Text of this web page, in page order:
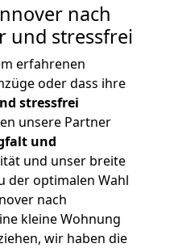
nach
und stressfrei
erfahrenen
oder dass ihre
stressfrei
unsere Partner
und
und unser breite
der optimalen Wahl
nach
kleine Wohnung
wir haben die